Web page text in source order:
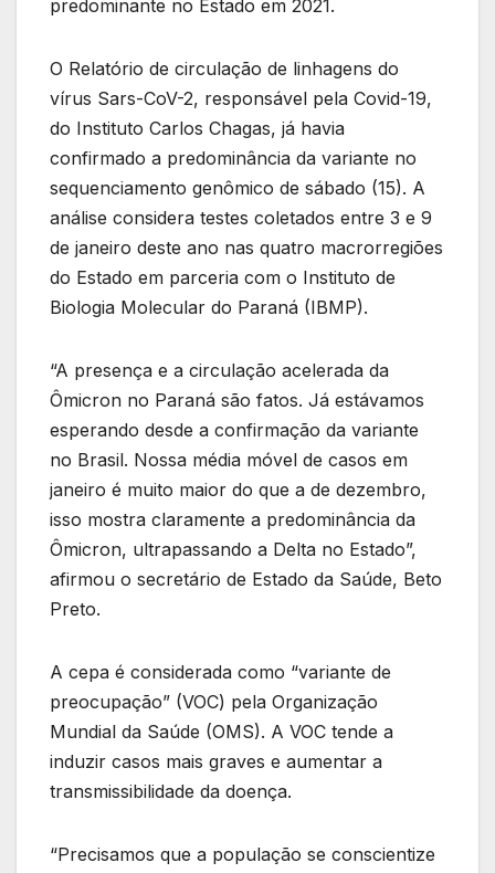
predominante no Estado em 2021.
O Relatório de circulação de linhagens do
vírus Sars-CoV-2, responsável pela Covid-19,
do Instituto Carlos Chagas, já havia
confirmado a predominância da variante no
sequenciamento genômico de sábado (15). A
análise considera testes coletados entre 3 e 9
de janeiro deste ano nas quatro macrorregiões
do Estado em parceria com o Instituto de
Biologia Molecular do Paraná (IBMP).
“A presença e a circulação acelerada da
Ômicron no Paraná são fatos. Já estávamos
esperando desde a confirmação da variante
no Brasil. Nossa média móvel de casos em
janeiro é muito maior do que a de dezembro,
isso mostra claramente a predominância da
Ômicron, ultrapassando a Delta no Estado”,
afirmou o secretário de Estado da Saúde, Beto
Preto.
A cepa é considerada como “variante de
preocupação” (VOC) pela Organização
Mundial da Saúde (OMS). A VOC tende a
induzir casos mais graves e aumentar a
transmissibilidade da doença.
“Precisamos que a população se conscientize